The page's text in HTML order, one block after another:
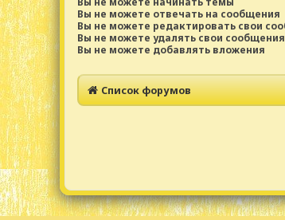
Вы не можете отвечать на сообщения
Вы не можете редактировать свои
Вы не можете удалять свои сообщения
Вы не можете добавлять вложения
Список форумов